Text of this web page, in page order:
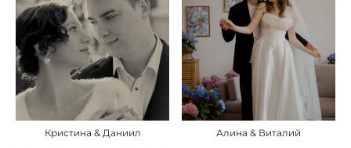
Кристина & Даниил Алина & Виталий